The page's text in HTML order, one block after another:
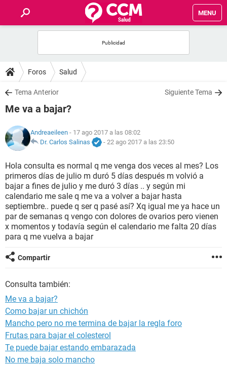
MENU
FOROS
SALUD
NUTRICIÓN
BIENESTAR
SEXUALIDAD
GLOSARIO
Foros Salud
Tema Anterior Siguiente Tema
Me va a bajar?
Andreaeileen - 17 ago 2017 a las 08:02
Dr. Carlos Salinas
- 22 ago 2017 a las 23:50
Hola consulta es normal q me venga dos veces al mes? Los
primeros días de julio m duró 5 días después m volvió a
bajar a fines de julio y me duró 3 días .. y según mi
calendario me sale q me va a volver a bajar hasta
septiembre.. puede q ser q pasé así? Xq igual me ya hace un
par de semanas q vengo con dolores de ovarios pero vienen
x momentos y todavía según el calendario me falta 20 días
para q me vuelva a bajar
Compartir
Consulta también:
Me va a bajar?
Como bajar un chichón
Mancho pero no me termina de bajar la regla foro
Frutas para bajar el colesterol
Te puede bajar estando embarazada
No me baja solo mancho